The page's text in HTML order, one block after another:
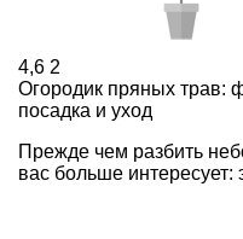
4,6 2
Огородик пряных трав:
посадка и уход
Прежде чем разбить
вас больше интересует: